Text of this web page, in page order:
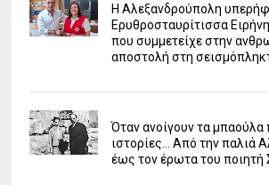
Η Αλεξανδρούπολη
Ερυθροσταυρίτισσα
που συμμετείχε στην
αποστολή στη
Όταν ανοίγουν τα μπαούλα
ιστορίες... Από την παλιά
έως τον έρωτα του ποιητή